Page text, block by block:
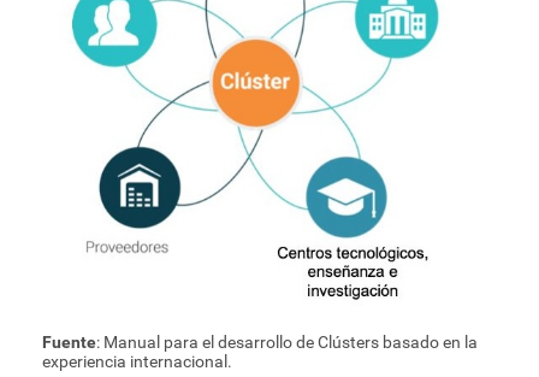
Fuente: Manual para el desarrollo de Clústers basado en la
experiencia internacional.